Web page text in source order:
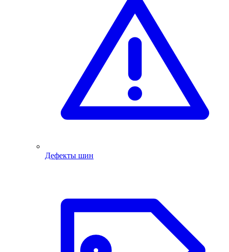
Дефекты шин